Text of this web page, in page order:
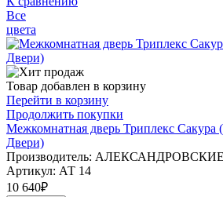
Все
цвета
Товар добавлен в корзину
Перейти в корзину
Продолжить покупки
Межкомнатная дверь Триплекс Сакура
Двери)
Производитель: АЛЕКСАНДРОВСКИЕ
Артикул: АТ 14
10 640₽